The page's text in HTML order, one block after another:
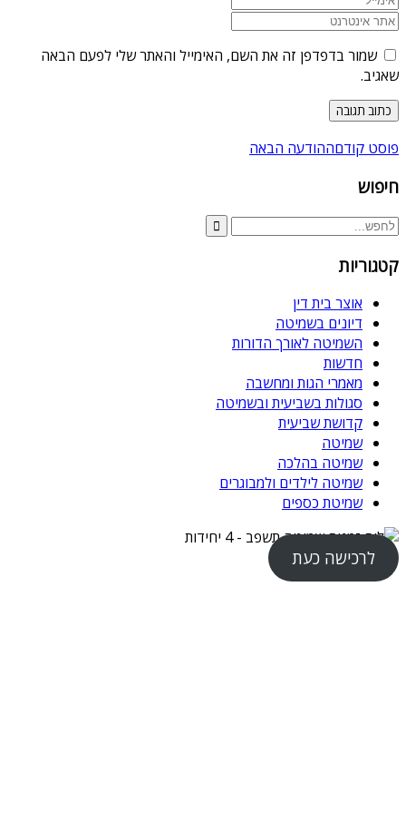
שמור בדפדפן זה את השם, האימייל והאתר שלי לפעם הבאה
שאגיב.
פוסט קודםההודעה הבאה
חיפוש
קטגוריות
אוצר בית דין
דיונים בשמיטה
השמיטה לאורך הדורות
חדשות
מאמרי הגות ומחשבה
סגולות בשביעית ובשמיטה
קדושת שביעית
שמיטה
שמיטה בהלכה
שמיטה לילדים ולמבוגרים
שמיטת כספים
לרכישה כעת